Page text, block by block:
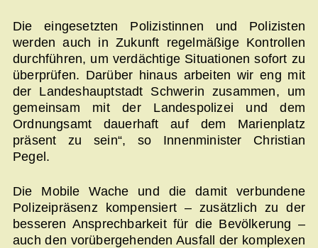
Die eingesetzten Polizistinnen und Polizisten
werden auch in Zukunft regelmäßige Kontrollen
durchführen, um verdächtige Situationen sofort zu
überprüfen. Darüber hinaus arbeiten wir eng mit
der Landeshauptstadt Schwerin zusammen, um
gemeinsam mit der Landespolizei und dem
Ordnungsamt dauerhaft auf dem Marienplatz
präsent zu sein“, so Innenminister Christian
Pegel.
Die Mobile Wache und die damit verbundene
Polizeipräsenz kompensiert – zusätzlich zu der
besseren Ansprechbarkeit für die Bevölkerung –
auch den vorübergehenden Ausfall der komplexen